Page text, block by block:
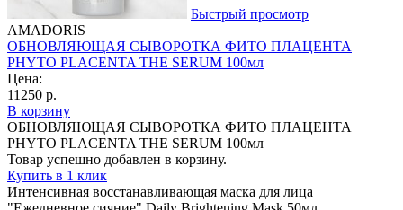
Быстрый просмотр
AMADORIS
ОБНОВЛЯЮЩАЯ СЫВОРОТКА ФИТО ПЛАЦЕНТА
PHYTO PLACENTA THE SERUM 100мл
Цена:
11250 р.
В корзину
ОБНОВЛЯЮЩАЯ СЫВОРОТКА ФИТО ПЛАЦЕНТА
PHYTO PLACENTA THE SERUM 100мл
Товар успешно добавлен в корзину.
Купить в 1 клик
Интенсивная восстанавливающая маска для лица